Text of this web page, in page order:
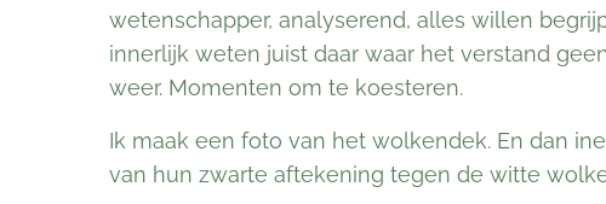
wetenschapper, analyserend, alles willen
innerlijk weten juist daar waar het verstand
weer. Momenten om te koesteren.
Ik maak een foto van het wolkendek. En dan
van hun zwarte aftekening tegen de witte